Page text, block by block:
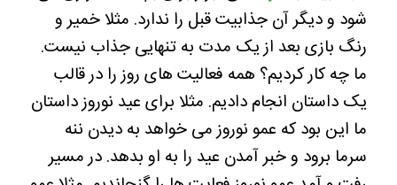
شود و دیگر آن جذابیت قبل را ندارد. مثلا خمیر و
رنگ بازی بعد از یک مدت به تنهایی جذاب نیست.
ما چه کار کردیم؟ همه فعالیت های روز را در قالب
یک داستان انجام دادیم. مثلا برای عید نوروز داستان
ما این بود که عمو نوروز می خواهد به دیدن ننه
سرما برود و خبر آمدن عید را به او بدهد. در مسیر